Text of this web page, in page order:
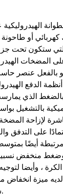
الهيدروليكية
أو
المضخات
الدفع
الذي
لإزاحة المضخة
على التدفق
منخفض
، وأيضا
لديه ميزة
سيكون مضخات جيروتور.